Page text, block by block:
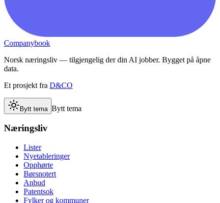
Companybook
Norsk næringsliv — tilgjengelig der din AI jobber. Bygget på åpne
data.
Et prosjekt fra D&CO
Bytt tema Bytt tema
Næringsliv
Lister
Nyetableringer
Opphørte
Børsnotert
Anbud
Patentsok
Fylker og kommuner